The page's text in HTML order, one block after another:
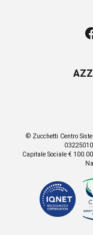
© Zucchetti Centro
Capitale Sociale €